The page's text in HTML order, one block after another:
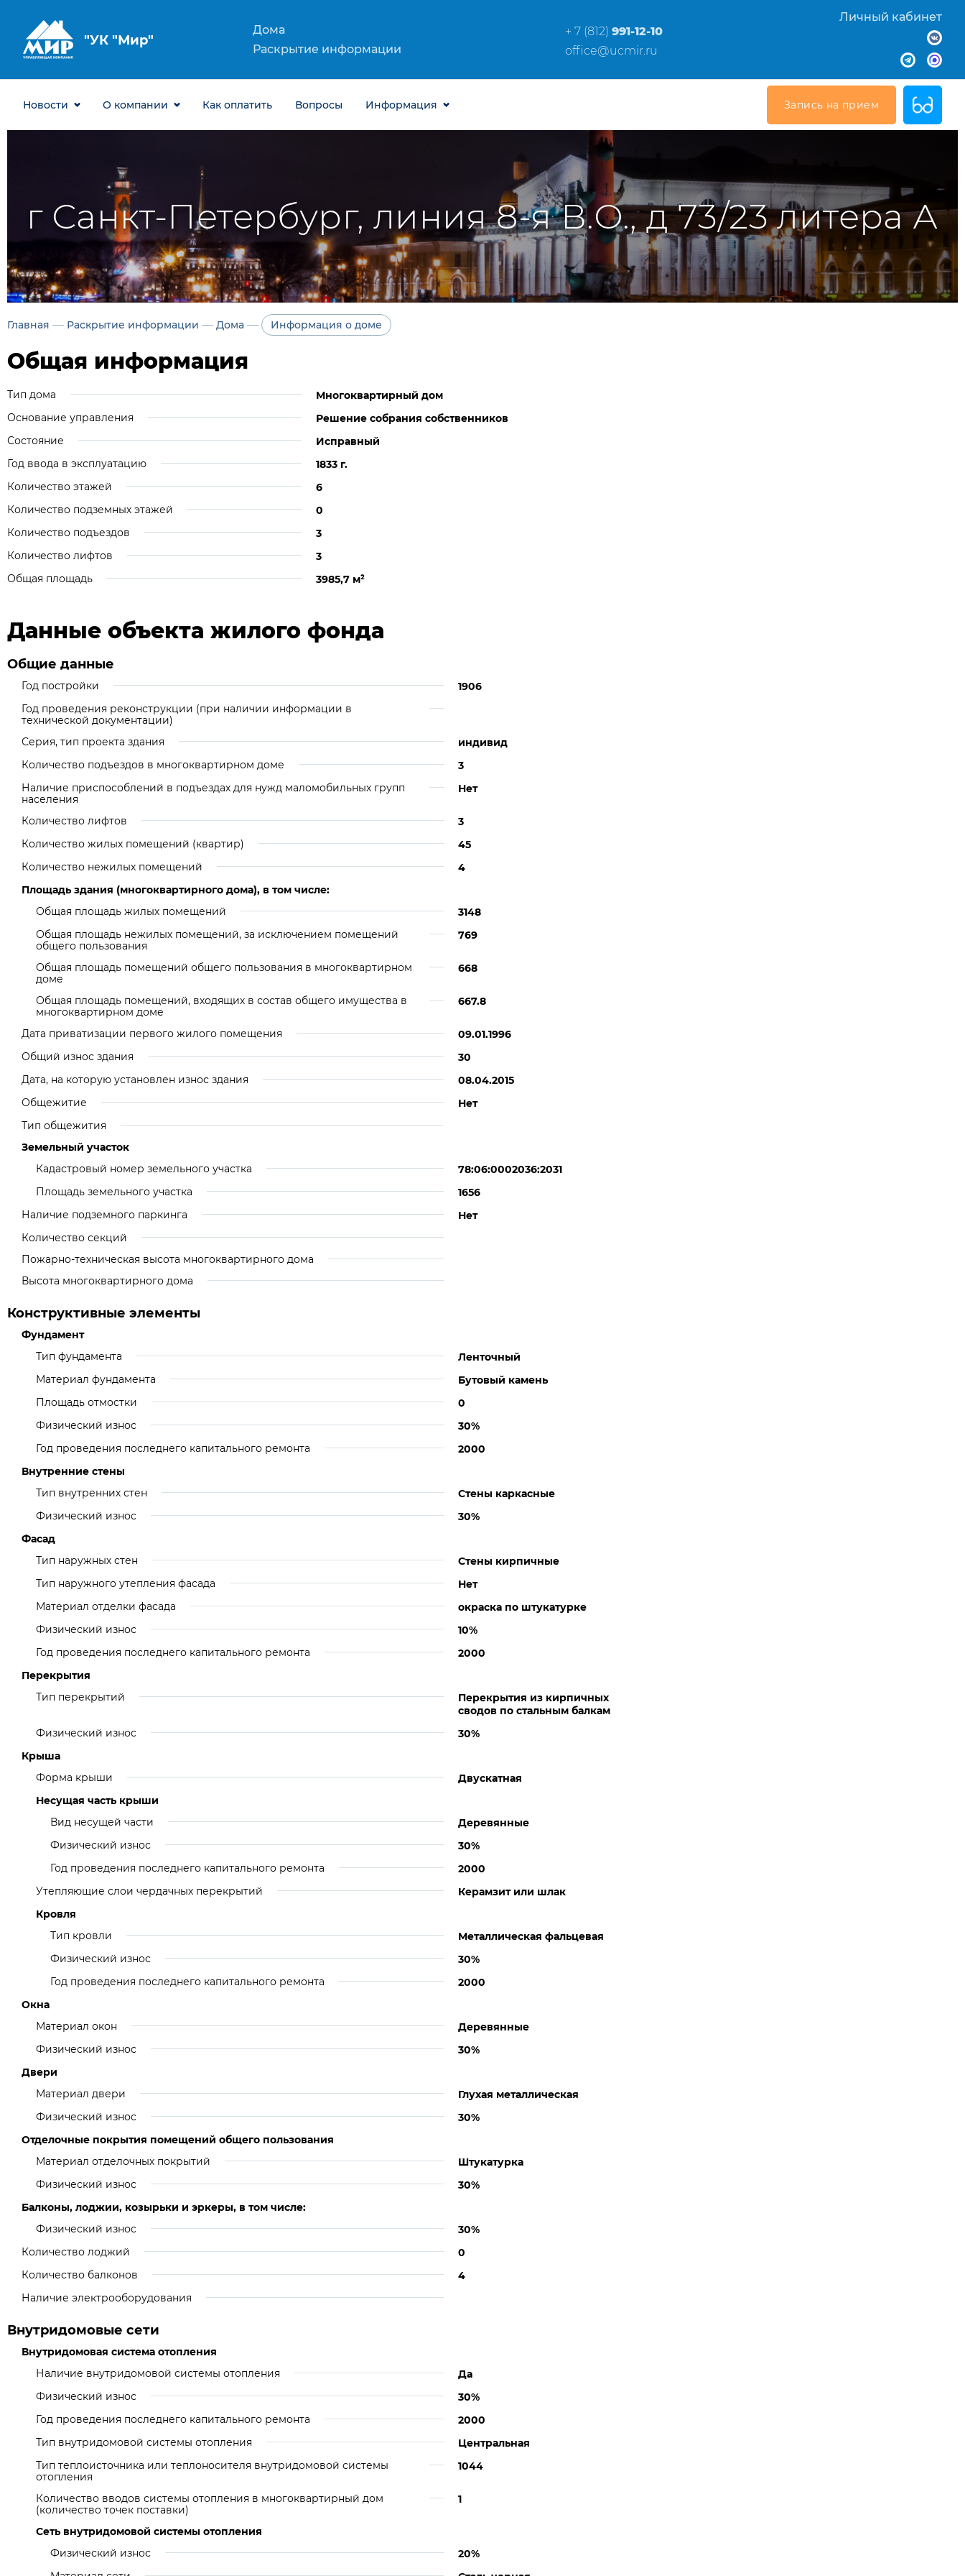
ООО "УК "Мир"
Дома
Раскрытие информации
+ 7 (812) 991-12-10
office@ucmir.ru
Личный кабинет
Новости О компании Как оплатить Вопросы Информация Запись на прием
г Санкт-Петербург, линия 8-я В.О., д 73/23 литера А
Главная — Раскрытие информации — Дома — Информация о доме
Общая информация
Тип дома
Многоквартирный дом
Основание управления
Решение собрания собственников
Состояние
Исправный
Год ввода в эксплуатацию
1833 г.
Количество этажей
6
Количество подземных этажей
0
Количество подъездов
3
Количество лифтов
3
Общая площадь
3985,7 м²
Данные объекта жилого фонда
Общие данные
Год постройки
1906
Год проведения реконструкции (при наличии информации в
технической документации)
Серия, тип проекта здания
индивид
Количество подъездов в многоквартирном доме
3
Наличие приспособлений в подъездах для нужд маломобильных групп
населения
Нет
Количество лифтов
3
Количество жилых помещений (квартир)
45
Количество нежилых помещений
4
Площадь здания (многоквартирного дома), в том числе:
Общая площадь жилых помещений
3148
Общая площадь нежилых помещений, за исключением помещений
общего пользования
769
Общая площадь помещений общего пользования в многоквартирном
доме
668
Общая площадь помещений, входящих в состав общего имущества в
многоквартирном доме
667.8
Дата приватизации первого жилого помещения
09.01.1996
Общий износ здания
30
Дата, на которую установлен износ здания
08.04.2015
Общежитие
Нет
Тип общежития
Земельный участок
Кадастровый номер земельного участка
78:06:0002036:2031
Площадь земельного участка
1656
Наличие подземного паркинга
Нет
Количество секций
Пожарно-техническая высота многоквартирного дома
Высота многоквартирного дома
Конструктивные элементы
Фундамент
Тип фундамента
Ленточный
Материал фундамента
Бутовый камень
Площадь отмостки
0
Физический износ
30%
Год проведения последнего капитального ремонта
2000
Внутренние стены
Тип внутренних стен
Стены каркасные
Физический износ
30%
Фасад
Тип наружных стен
Стены кирпичные
Тип наружного утепления фасада
Нет
Материал отделки фасада
окраска по штукатурке
Физический износ
10%
Год проведения последнего капитального ремонта
2000
Перекрытия
Тип перекрытий
Перекрытия из кирпичных
сводов по стальным балкам
Физический износ
30%
Крыша
Форма крыши
Двускатная
Несущая часть крыши
Вид несущей части
Деревянные
Физический износ
30%
Год проведения последнего капитального ремонта
2000
Утепляющие слои чердачных перекрытий
Керамзит или шлак
Кровля
Тип кровли
Металлическая фальцевая
Физический износ
30%
Год проведения последнего капитального ремонта
2000
Окна
Материал окон
Деревянные
Физический износ
30%
Двери
Материал двери
Глухая металлическая
Физический износ
30%
Отделочные покрытия помещений общего пользования
Материал отделочных покрытий
Штукатурка
Физический износ
30%
Балконы, лоджии, козырьки и эркеры, в том числе:
Физический износ
30%
Количество лоджий
0
Количество балконов
4
Наличие электрооборудования
Внутридомовые сети
Внутридомовая система отопления
Наличие внутридомовой системы отопления
Да
Физический износ
30%
Год проведения последнего капитального ремонта
2000
Тип внутридомовой системы отопления
Центральная
Тип теплоисточника или теплоносителя внутридомовой системы
отопления
1044
Количество вводов системы отопления в многоквартирный дом
(количество точек поставки)
1
Сеть внутридомовой системы отопления
Физический износ
20%